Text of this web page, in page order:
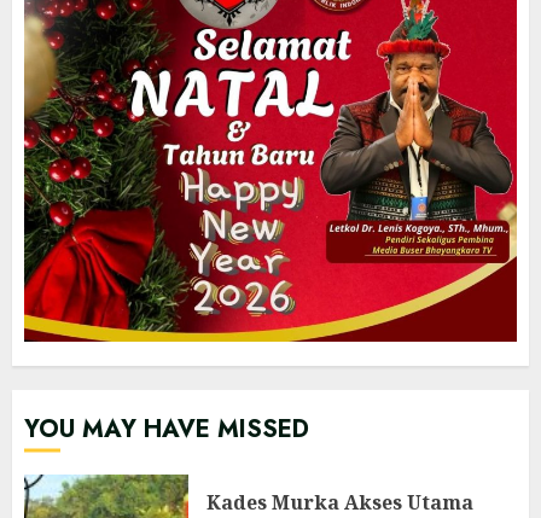
YOU MAY HAVE MISSED
Kades Murka Akses Utama